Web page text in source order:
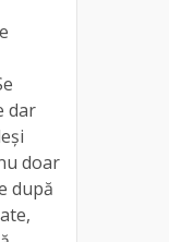
dar
doar
după